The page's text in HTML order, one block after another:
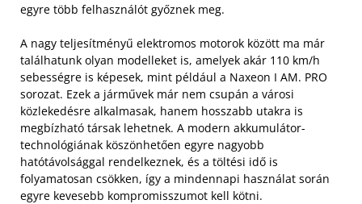
egyre több felhasználót győznek meg.
A nagy teljesítményű elektromos motorok között ma már
találhatunk olyan modelleket is, amelyek akár 110 km/h
sebességre is képesek, mint például a Naxeon I AM. PRO
sorozat. Ezek a járművek már nem csupán a városi
közlekedésre alkalmasak, hanem hosszabb utakra is
megbízható társak lehetnek. A modern akkumulátor-
technológiának köszönhetően egyre nagyobb
hatótávolsággal rendelkeznek, és a töltési idő is
folyamatosan csökken, így a mindennapi használat során
egyre kevesebb kompromisszumot kell kötni.